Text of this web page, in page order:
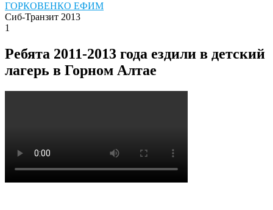
ГОРКОВЕНКО ЕФИМ
Сиб-Транзит 2013
1
Ребята 2011-2013 года ездили в детский
лагерь в Горном Алтае